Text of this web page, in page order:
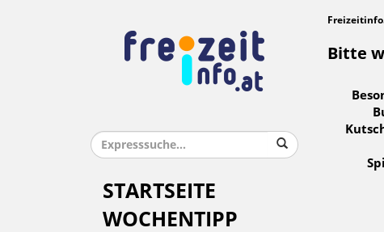
STARTSEITE
WOCHENTIPP
Bitte